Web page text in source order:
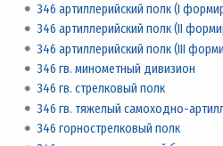
346 артиллерийский полк (I
346 артиллерийский полк (II
346 артиллерийский полк (III
346 гв. минометный дивизион
346 гв. стрелковый полк
346 гв. тяжелый самоходно-
346 горнострелковый полк